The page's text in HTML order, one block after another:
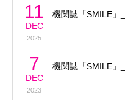
11
DEC
2025
機関誌「SMILE
7
DEC
2023
機関誌「SMILE